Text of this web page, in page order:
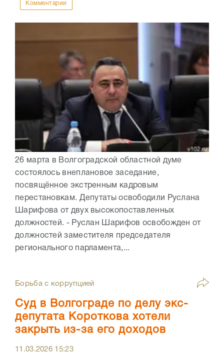
Комментарии
26 марта в Волгоградской областной думе
состоялось внеплановое заседание,
посвящённое экстренным кадровым
перестановкам. Депутаты освободили Руслана
Шарифова от двух высокопоставленных
должностей. - Руслан Шарифов освобожден от
должностей заместителя председателя
регионального парламента,...
Борьба с коррупцией
Суд в Волгограде по делу экс-
депутата Короткова хотели
закрыть из-за его доходов
11.03.2026 15:23